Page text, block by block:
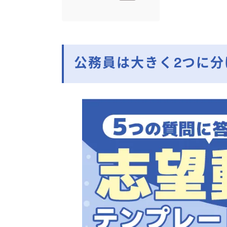
公務員は大きく2つに